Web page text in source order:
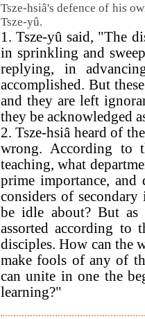
Tsze-hsiâ's defence of his
Tsze-yû.
1. Tsze-yû said, "The
in sprinkling and
replying, in
accomplished. But
and they are left
they be acknowledged
2. Tsze-hsiâ heard of
wrong. According to
teaching, what
prime importance, and
considers of
be idle about? But
assorted according to
disciples. How can the
make fools of any of
can unite in one the
learning?"